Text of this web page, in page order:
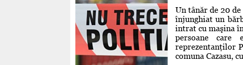
Un tânăr de 20
înjunghiat un
intrat cu maşina
persoane care
reprezentanţilor
comuna Cazasu,